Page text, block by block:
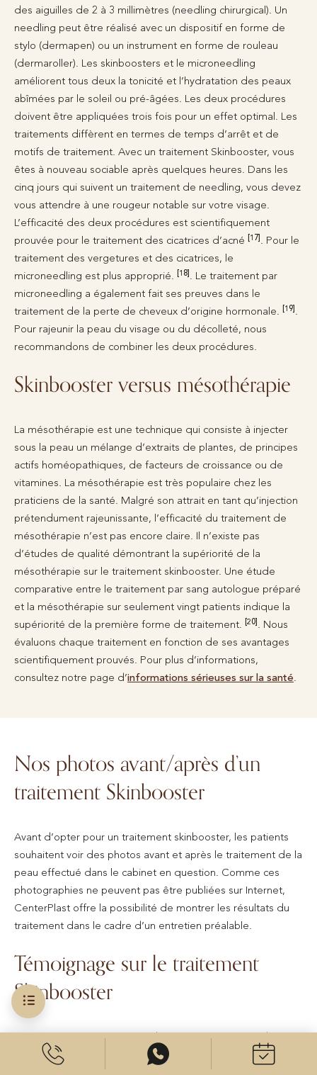
des aiguilles de 2 à 3 millimètres (needling chirurgical). Un
needling peut être réalisé avec un dispositif en forme de
stylo (dermapen) ou un instrument en forme de rouleau
(dermaroller). Les skinboosters et le microneedling
améliorent tous deux la tonicité et l’hydratation des peaux
abîmées par le soleil ou pré-âgées. Les deux procédures
doivent être appliquées trois fois pour un effet optimal. Les
traitements diffèrent en termes de temps d’arrêt et de
motifs de traitement. Avec un traitement Skinbooster, vous
êtes à nouveau sociable après quelques heures. Dans les
cinq jours qui suivent un traitement de needling, vous devez
vous attendre à une rougeur notable sur votre visage.
L’efficacité des deux procédures est scientifiquement
prouvée pour le traitement des cicatrices d’acné [17]. Pour le
traitement des vergetures et des cicatrices, le
microneedling est plus approprié. [18]. Le traitement par
microneedling a également fait ses preuves dans le
traitement de la perte de cheveux d’origine hormonale. [19].
Pour rajeunir la peau du visage ou du décolleté, nous
recommandons de combiner les deux procédures.
Skinbooster versus mésothérapie
La mésothérapie est une technique qui consiste à injecter
sous la peau un mélange d’extraits de plantes, de principes
actifs homéopathiques, de facteurs de croissance ou de
vitamines. La mésothérapie est très populaire chez les
praticiens de la santé. Malgré son attrait en tant qu’injection
prétendument rajeunissante, l’efficacité du traitement de
mésothérapie n’est pas encore claire. Il n’existe pas
d’études de qualité démontrant la supériorité de la
mésothérapie sur le traitement skinbooster. Une étude
comparative entre le traitement par sang autologue préparé
et la mésothérapie sur seulement vingt patients indique la
supériorité de la première forme de traitement. [20]. Nous
évaluons chaque traitement en fonction de ses avantages
scientifiquement prouvés. Pour plus d’informations,
consultez notre page d’informations sérieuses sur la santé.
Nos photos avant/après d’un
traitement Skinbooster
Avant d’opter pour un traitement skinbooster, les patients
souhaitent voir des photos avant et après le traitement de la
peau effectué dans le cabinet en question. Comme ces
photographies ne peuvent pas être publiées sur Internet,
CenterPlast offre la possibilité de montrer les résultats du
traitement dans le cadre d’un entretien préalable.
Témoignage sur le traitement
Skinbooster
Les évaluations jouent aujourd’hui un rôle important dans le
processus de sélection d’un médecin spécialiste. Les
patients souhaitent connaître l’expérience d’autres patients